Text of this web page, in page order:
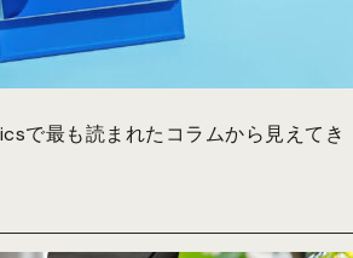
で最も読まれたコラムから見えてき